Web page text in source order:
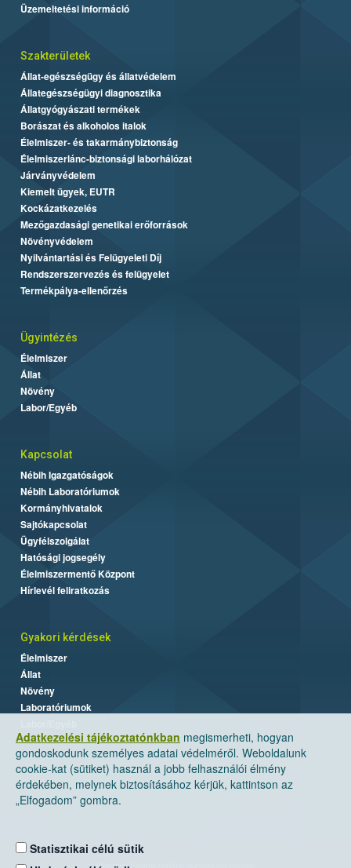
Adatkezelési tájékoztatónkban megismerheti, hogyan
gondoskodunk személyes adatai védelméről. Weboldalunk
cookie-kat (sütiket) használ a jobb felhasználói élmény
érdekében, melynek biztosításához kérjük, kattintson az
„Elfogadom” gombra.
Statisztikai célú sütik
Üzemeltetési információ
Szakterületek
Állat-egészségügy és állatvédelem
Állategészségügyi diagnosztika
Állatgyógyászati termékek
Borászat és alkoholos italok
Élelmiszer- és takarmánybiztonság
Élelmiszerlánc-biztonsági laborhálózat
Járványvédelem
Kiemelt ügyek, EUTR
Kockázatkezelés
Mezőgazdasági genetikai erőforrások
Növényvédelem
Nyilvántartási és Felügyeleti Díj
Rendszerszervezés és felügyelet
Termékpálya-ellenőrzés
Ügyintézés
Élelmiszer
Állat
Növény
Labor/Egyéb
Kapcsolat
Nébih Igazgatóságok
Nébih Laboratóriumok
Kormányhivatalok
Sajtókapcsolat
Ügyfélszolgálat
Hatósági jogsegély
Élelmiszermentő Központ
Hírlevél feliratkozás
Gyakori kérdések
Élelmiszer
Állat
Növény
Laboratóriumok
Nemzeti Élelmiszerlánc-biztonsági Hivatal